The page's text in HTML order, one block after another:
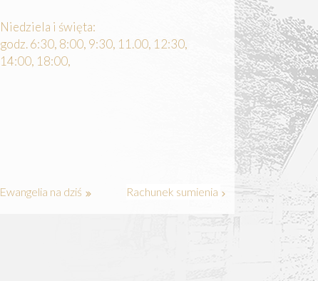
Niedziela i święta:
godz. 6:30, 8:00, 9:30, 11.00, 12:30,
14:00, 18:00,
Ewangelia na dziś Rachunek sumienia